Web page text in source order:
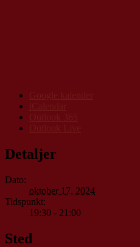
Detaljer
Dato:
oktober 17, 2024
Tidspunkt:
19:30 - 21:00
Sted